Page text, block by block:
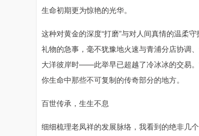
生命初期更为惊艳的光华。
这种对黄金的深度“打磨”与对人间真情的温柔
礼物的急事，毫不犹豫地火速与青浦分店协调
大洋彼岸时——此举早已超越了冷冰冰的交易
你生命中那些不可复制的传奇部分的地方。
百世传承，生生不息
细细梳理老凤祥的发展脉络，我看到的绝非几